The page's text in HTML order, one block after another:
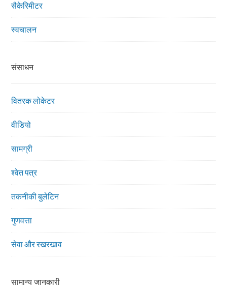
सैकेरिमीटर
स्वचालन
संसाधन
वितरक लोकेटर
वीडियो
सामग्री
श्वेत पत्र
तकनीकी बुलेटिन
गुणवत्ता
सेवा और रखरखाव
सामान्य जानकारी